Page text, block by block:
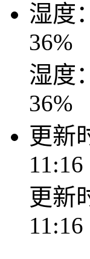
湿度：
36%
湿度：
36%
更新
11:16
更新
11:16